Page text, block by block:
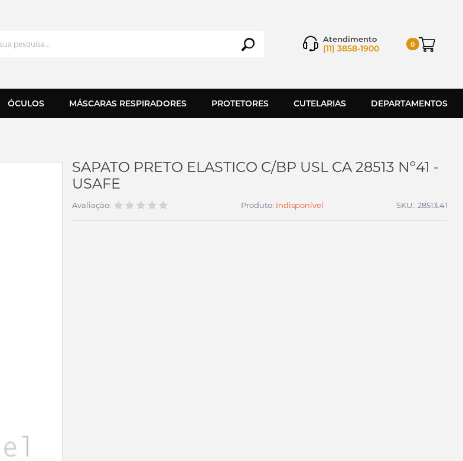
Atendimento
(11) 3858-1900 0
ÓCULOS MÁSCARAS RESPIRADORES PROTETORES CUTELARIAS DEPARTAMENTOS
SAPATO PRETO ELASTICO C/BP USL CA 28513 Nº41 -
USAFE
Avaliação: Produto: Indisponível SKU.: 28513.41